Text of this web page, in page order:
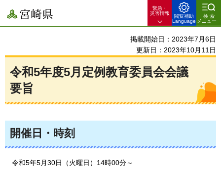
宮崎県
緊急・
災害情報
閲覧補助
Language
検索
メニュー
掲載開始日：2023年7月6日
更新日：2023年10月11日
令和5年度5月定例教育委員会会議
要旨
開催日・時刻
令和5年5月30日（火曜日）14時00分～